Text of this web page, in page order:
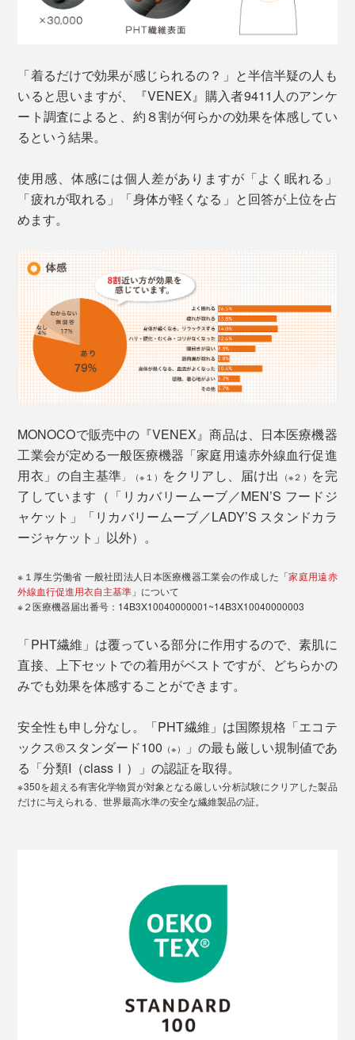
「着るだけで効果が感じられるの？」と半信半疑の人も
いると思いますが、『VENEX』購入者9411人のアンケ
ート調査によると、約８割が何らかの効果を体感してい
るという結果。
使用感、体感には個人差がありますが「よく眠れる」
「疲れが取れる」「身体が軽くなる」と回答が上位を占
めます。
MONOCOで販売中の『VENEX』商品は、日本医療機器
工業会が定める一般医療機器「家庭用遠赤外線血行促進
用衣」の自主基準 」（※１） をクリアし、届け出 （※２） を完
了しています（「リカバリームーブ／MEN’S フードジ
ャケット」「リカバリームーブ／LADY’S スタンドカラ
ージャケット」以外）。
※１厚生労働省 一般社団法人日本医療機器工業会の作成した「家庭用遠赤
外線血行促進用衣自主基準 」について
※２医療機器届出番号：14B3X10040000001~14B3X10040000003
「PHT繊維」は覆っている部分に作用するので、素肌に
直接、上下セットでの着用がベストですが、どちらかの
みでも効果を体感することができます。
安全性も申し分なし。「PHT繊維」は国際規格「エコテ
ックス®︎スタンダード100 （※）
」の最も厳しい規制値であ
る「分類I（classⅠ）」の認証を取得。
※350を超える有害化学物質が対象となる厳しい分析試験にクリアした製品
だけに与えられる、世界最高水準の安全な繊維製品の証。